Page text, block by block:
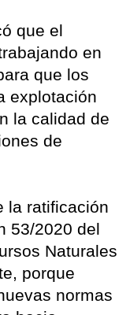
que el
en
que los
explotación
la calidad de
de
la ratificación
53/2020 del
Naturales
porque
normas